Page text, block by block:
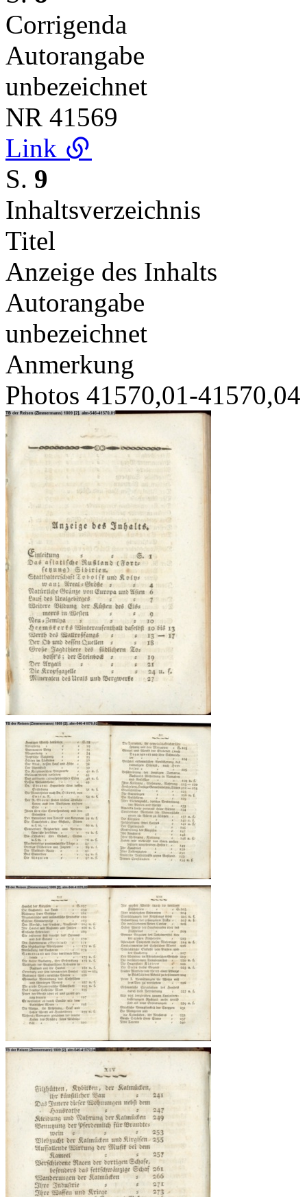
Corrigenda
Autorangabe
unbezeichnet
NR 41569
Link
S. 9
Inhaltsverzeichnis
Titel
Anzeige des Inhalts
Autorangabe
unbezeichnet
Anmerkung
Photos 41570,01-41570,04